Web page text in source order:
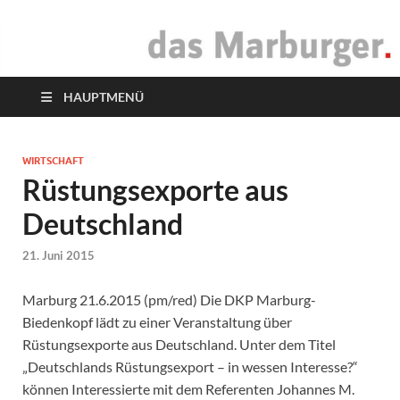
das Marburger.
HAUPTMENÜ
WIRTSCHAFT
Rüstungsexporte aus
Deutschland
21. Juni 2015
Marburg 21.6.2015 (pm/red) Die DKP Marburg-
Biedenkopf lädt zu einer Veranstaltung über
Rüstungsexporte aus Deutschland. Unter dem Titel
„Deutschlands Rüstungsexport – in wessen Interesse?“
können Interessierte mit dem Referenten Johannes M.